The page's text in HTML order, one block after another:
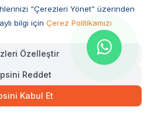
Hızlı Teslimat
SEPETE EKLE
Sorulan Sorular
Başiskele / KOCAELİ
“Çerezleri Yönet” üzerinden
bilgi için Çerez Politikamızı
Özelleştir
Reddet
Kabul Et